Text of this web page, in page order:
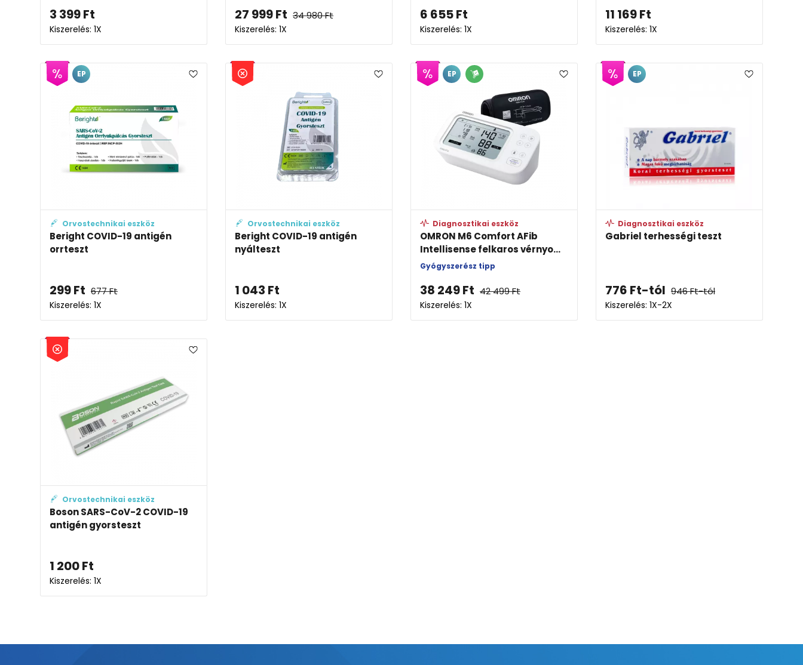
3 399Ft
Kiszerelés: 1X
27 999Ft 34 980Ft
Kiszerelés: 1X
6 655Ft
Kiszerelés: 1X
11 169Ft
Kiszerelés: 1X
Orvostechnikai eszköz
Beright COVID-19 antigén
orrteszt
299Ft 677Ft
Kiszerelés: 1X
EP
Orvostechnikai eszköz
Beright COVID-19 antigén
nyálteszt
1 043 Ft
Kiszerelés: 1X
Diagnosztikai eszköz
OMRON M6 Comfort AFib
Intellisense felkaros vérnyo...
Gyógyszerész tipp
38 249Ft 42 499Ft
Kiszerelés: 1X
EP
Diagnosztikai eszköz
Gabriel terhességi teszt
776 Ft-tól 946Ft-tól
Kiszerelés: 1X-2X
EP
Orvostechnikai eszköz
Boson SARS-CoV-2 COVID-19
antigén gyorsteszt
1 200Ft
Kiszerelés: 1X